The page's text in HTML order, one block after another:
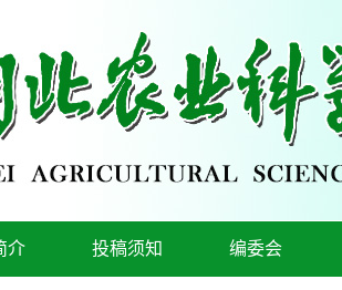
介 投稿须知 编委会